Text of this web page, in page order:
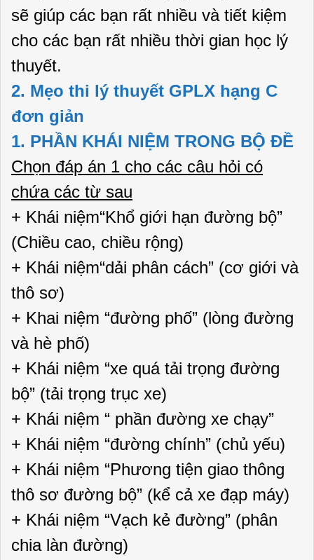
sẽ giúp các bạn rất nhiều và tiết kiệm
cho các bạn rất nhiều thời gian học lý
thuyết.
2. Mẹo thi lý thuyết GPLX hạng C
đơn giản
1. PHẦN KHÁI NIỆM TRONG BỘ ĐỀ
Chọn đáp án 1 cho các câu hỏi có
chứa các từ sau
+ Khái niệm“Khổ giới hạn đường bộ”
(Chiều cao, chiều rộng)
+ Khái niệm“dải phân cách” (cơ giới và
thô sơ)
+ Khai niệm “đường phố” (lòng đường
và hè phố)
+ Khái niệm “xe quá tải trọng đường
bộ” (tải trọng trục xe)
+ Khái niệm “ phần đường xe chạy”
+ Khái niệm “đường chính” (chủ yếu)
+ Khái niệm “Phương tiện giao thông
thô sơ đường bộ” (kể cả xe đạp máy)
+ Khái niệm “Vạch kẻ đường” (phân
chia làn đường)